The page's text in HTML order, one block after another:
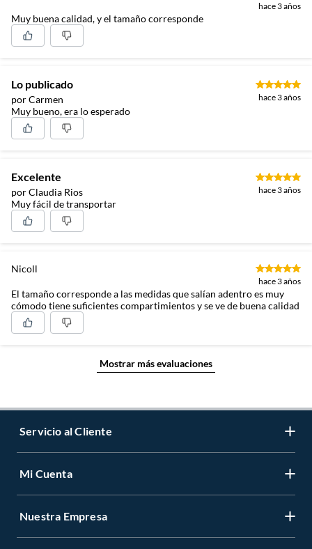
hace 3 años
Muy buena calidad, y el tamaño corresponde
Lo publicado
por Carmen hace 3 años
Muy bueno, era lo esperado
Excelente
por Claudia Rios hace 3 años
Muy fácil de transportar
Nicoll
hace 3 años
El tamaño corresponde a las medidas que salían adentro es muy
cómodo tiene suficientes compartimientos y se ve de buena calidad
Mostrar más evaluaciones
Servicio al Cliente
Contáctanos
Mi Cuenta
Registrate
Nuestra Empresa